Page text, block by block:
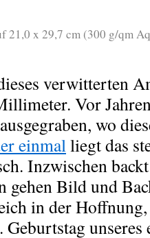
21,0 x 29,7 cm (300 g/qm
verwitterten
Vor
wo
einmalliegt das
Inzwischen
gehen Bild und
in der Hoffnung,
unseres